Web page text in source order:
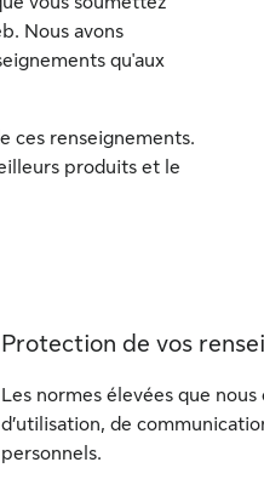
Nous avons
qu'aux
ces renseignements.
produits et le
Protection de vos
Les normes élevées que
d’utilisation, de
personnels.